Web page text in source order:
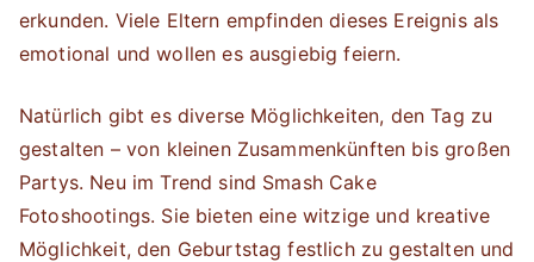
erkunden. Viele Eltern empfinden dieses Ereignis als
emotional und wollen es ausgiebig feiern.
Natürlich gibt es diverse Möglichkeiten, den Tag zu
gestalten – von kleinen Zusammenkünften bis großen
Partys. Neu im Trend sind Smash Cake
Fotoshootings. Sie bieten eine witzige und kreative
Möglichkeit, den Geburtstag festlich zu gestalten und